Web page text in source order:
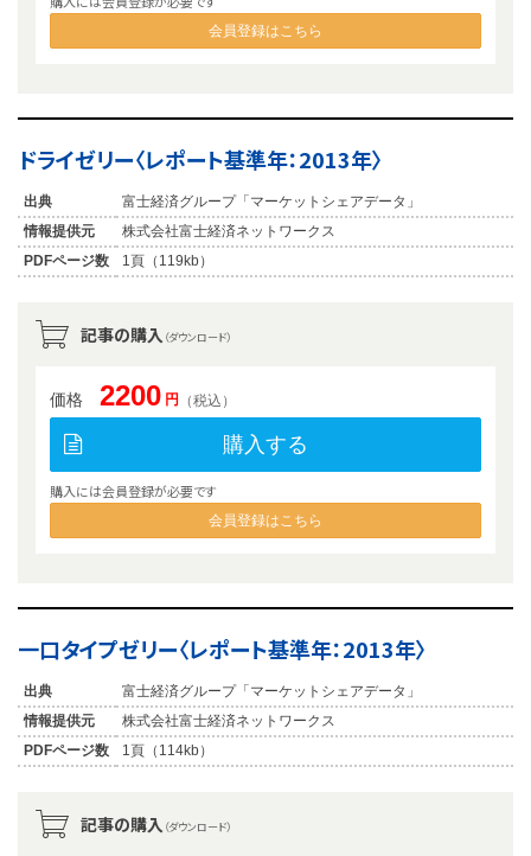
会員登録はこちら
ドライゼリー〈レポート基準年：2013年〉
出典
富士経済グループ「マーケットシェアデータ」
情報提供元
株式会社富士経済ネットワークス
PDFページ数
1頁（119kb）
記事の購入 （ダウンロード）
価格 2200 円 （税込）
購入する
購入には会員登録が必要です
会員登録はこちら
一口タイプゼリー〈レポート基準年：2013年〉
出典
富士経済グループ「マーケットシェアデータ」
情報提供元
株式会社富士経済ネットワークス
PDFページ数
1頁（114kb）
記事の購入 （ダウンロード）